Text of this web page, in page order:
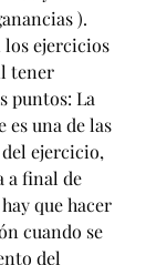
).
los ejercicios
tener
puntos: La
una de las
ejercicio,
a final de
que hacer
cuando se
del